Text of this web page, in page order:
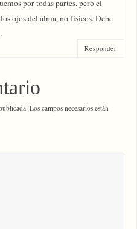
por todas partes, pero el
ojos del alma, no físicos. Debe
Responder
Los campos necesarios están